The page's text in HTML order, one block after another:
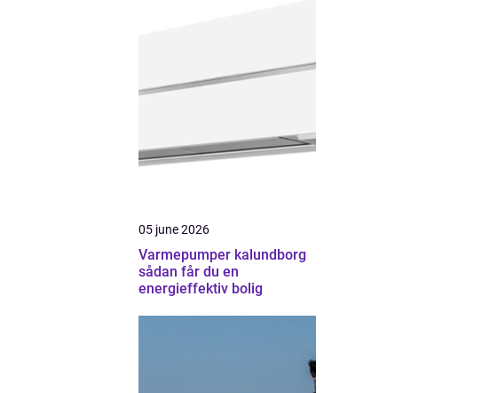
05 june 2026
Varmepumper kalundborg
sådan får du en
energieffektiv bolig